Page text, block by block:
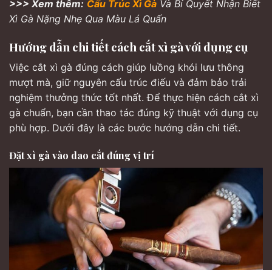
>>> Xem thêm: Cấu Trúc Xì Gà Và Bí Quyết Nhận Biết
Xì Gà Nặng Nhẹ Qua Màu Lá Quấn
Hướng dẫn chi tiết cách cắt xì gà với dụng cụ
Việc cắt xì gà đúng cách giúp luồng khói lưu thông
mượt mà, giữ nguyên cấu trúc điếu và đảm bảo trải
nghiệm thưởng thức tốt nhất. Để thực hiện cách cắt xì
gà chuẩn, bạn cần thao tác đúng kỹ thuật với dụng cụ
phù hợp. Dưới đây là các bước hướng dẫn chi tiết.
Đặt xì gà vào dao cắt đúng vị trí